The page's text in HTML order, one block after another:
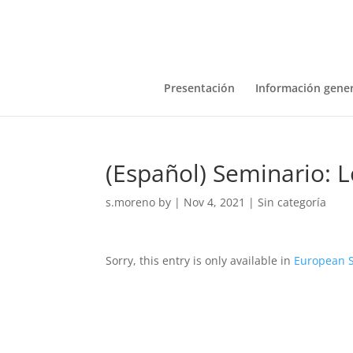
Presentación Información
(Español) Seminario:
s.moreno by | Nov 4, 2021 |Sin categoría
Sorry, this entry is only available in European